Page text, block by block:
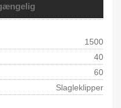
1500
40
60
Slagleklipper